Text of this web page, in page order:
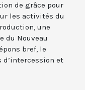
de grâce pour
les activités du
une
du Nouveau
bref, le
et